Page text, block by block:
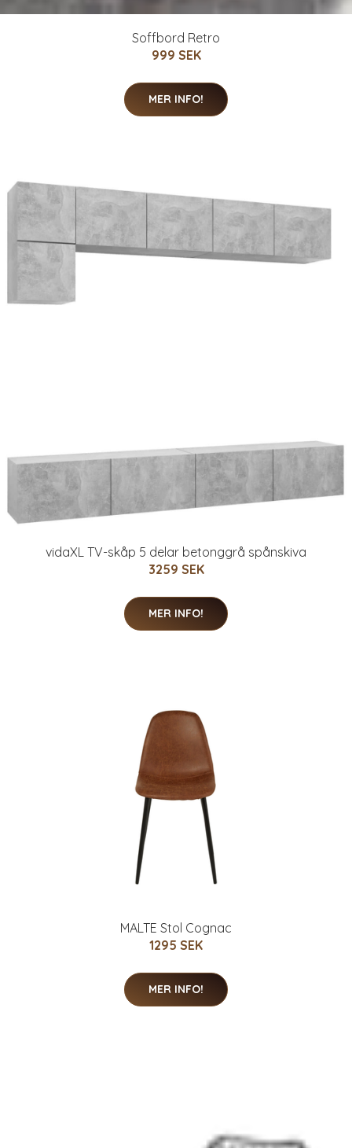
Soffbord Retro
999 SEK
MER INFO!
vidaXL TV-skåp 5 delar betonggrå spånskiva
3259 SEK
MER INFO!
MALTE Stol Cognac
1295 SEK
MER INFO!